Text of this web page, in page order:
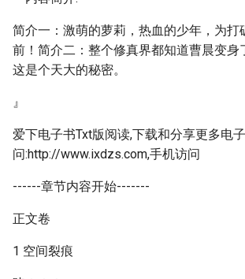
简介一：激萌的萝莉，热血的少年，为打
前！简介二：整个修真界都知道曹晨变身
这是个天大的秘密。
』
爱下电子书Txt版阅读,下载和分享更多电
问:http://www.ixdzs.com,手机访问
------章节内容开始-------
正文卷
1 空间裂痕